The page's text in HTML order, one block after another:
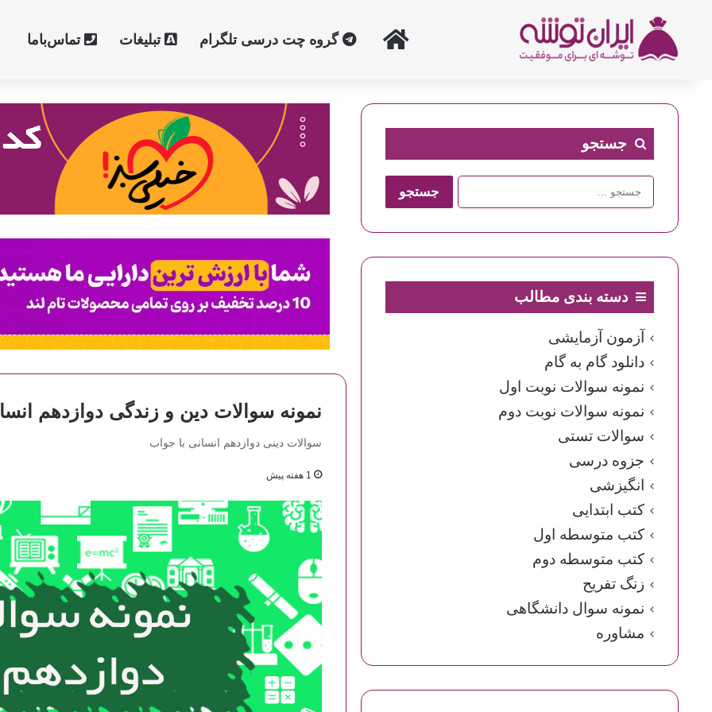
خانه گروه چت درسی تلگرام تبلیغات تماس‌با‌ما
نمونه سوالات دین و زندگی دوازدهم
سوالات دینی دوازدهم انسانی با جواب
1 هفته پیش
جستجو
جستجو
برای:
دسته بندی مطالب
آزمون آزمایشی
دانلود گام به گام
نمونه سوالات نوبت اول
نمونه سوالات نوبت دوم
سوالات تستی
جزوه درسی
انگیزشی
کتب ابتدایی
کتب متوسطه اول
کتب متوسطه دوم
زنگ تفریح
نمونه سوال دانشگاهی
مشاوره